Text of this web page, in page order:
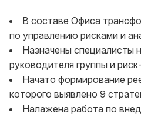
В составе Офиса
по управлению рисками и
Назначены специалисты
руководителя группы и
Начато формирование
которого выявлено 9
Налажена работа по